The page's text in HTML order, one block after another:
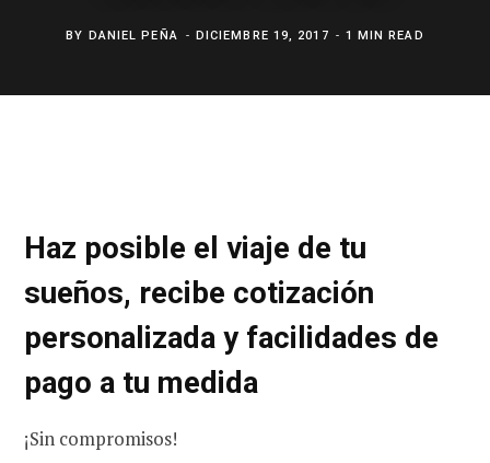
BY DANIEL PEÑA DICIEMBRE 19, 2017 1 MIN READ
Haz posible el viaje de tu
sueños, recibe cotización
personalizada y facilidades de
pago a tu medida
¡Sin compromisos!